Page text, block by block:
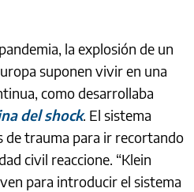
la explosión de un
suponen vivir en una
como desarrollaba
del shock. El sistema
de trauma para ir recortando
civil reaccione. “Klein
para introducir el sistema